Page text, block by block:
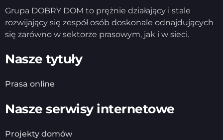
Grupa DOBRY DOM to prężnie działający i stale
rozwijający się zespół osób doskonale odnajdujących
się zarówno w sektorze prasowym, jak i w sieci.
Nasze tytuły
Prasa online
Nasze serwisy internetowe
Projekty domów